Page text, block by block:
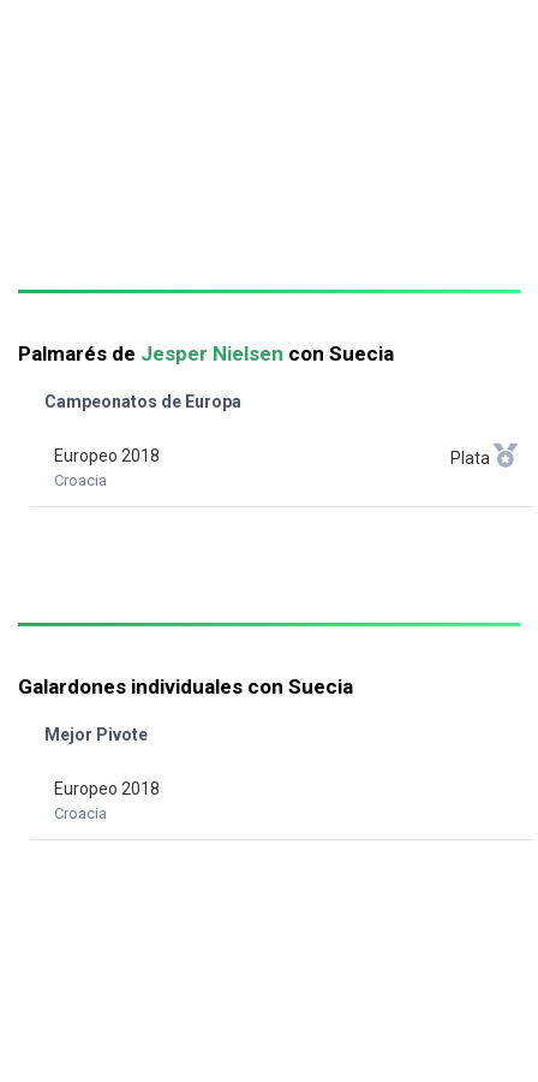
Palmarés de Jesper Nielsen con Suecia
Campeonatos de Europa
Europeo 2018
Croacia
Plata
Galardones individuales con Suecia
Mejor Pivote
Europeo 2018
Croacia